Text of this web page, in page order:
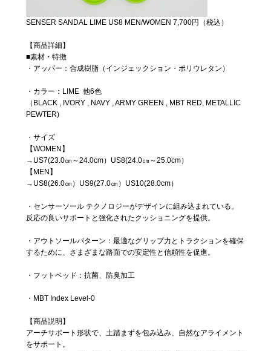
SENSER SANDAL LIME US8 MEN/WOMEN 7,700円（税込）
【商品詳細】
■素材・特徴
・アッパー：合成樹脂（インジェックション・ポリウレタン）
・カラー：LIME 他6色
（BLACK , IVORY , NAVY , ARMY GREEN , MBT RED, METALLIC
PEWTER)
・サイズ
【WOMEN】
→US7(23.0㎝～24.0cm）US8(24.0㎝～25.0cm）
【MEN】
→US8(26.0㎝）US9(27.0㎝）US10(28.0cm）
・センサーソール テクノロジーがデザインに組み込まれている。
反応の良いサポートと強化されたクッショニングを提供。
・アウトソールパターン：最適なグリップ力とトラクションを確保
するために、さまざまな路面での安定性と信頼性を促進。
・フットベッド：抗菌、防臭加工
・MBT Index Level-0
【商品説明】
アーチサポート形状で、土踏まずを包み込み、自然なアライメント
をサポート。